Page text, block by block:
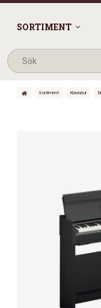
SORTIMENT
Sortiment Klaviatur